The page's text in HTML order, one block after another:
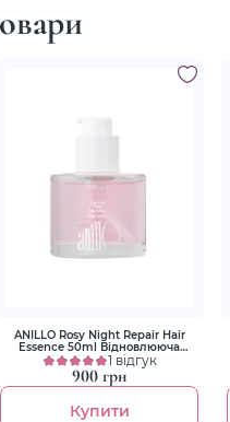
ANILLO Rosy Night Repair Hair
Essence 50ml Відновлююча
есенція для волосся
1 відгук
900 грн
Купити